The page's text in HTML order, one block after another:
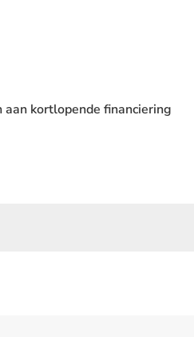
aan kortlopende financiering